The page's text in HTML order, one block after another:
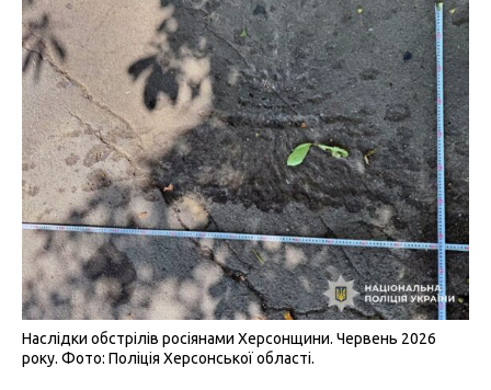
Наслідки обстрілів росіянами Херсонщини. Червень 2026
року. Фото: Поліція Херсонської області.